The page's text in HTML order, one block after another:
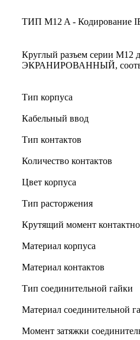
ТИП M12 A - Кодирование
Круглый разъем серии
ЭКРАНИРОВАННЫЙ,
Тип корпуса
Кабельный ввод
Тип контактов
Количество контактов
Цвет корпуса
Тип расторжения
Крутящий момент
Материал корпуса
Материал контактов
Тип соединительной гайки
Материал соединительной
Момент затяжки